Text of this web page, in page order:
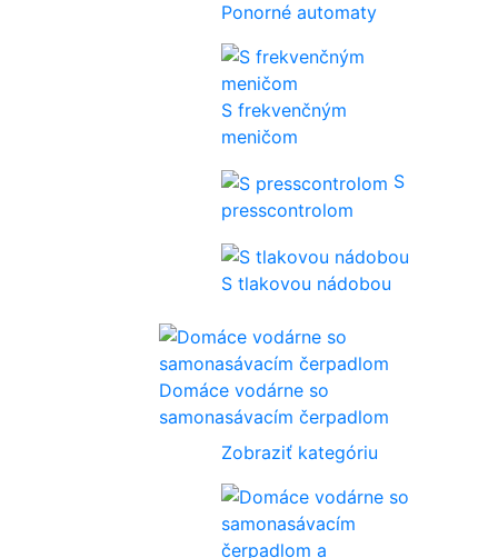
Ponorné automaty
S frekvenčným
meničom
S
presscontrolom
S tlakovou nádobou
Domáce vodárne so
samonasávacím čerpadlom
Zobraziť kategóriu